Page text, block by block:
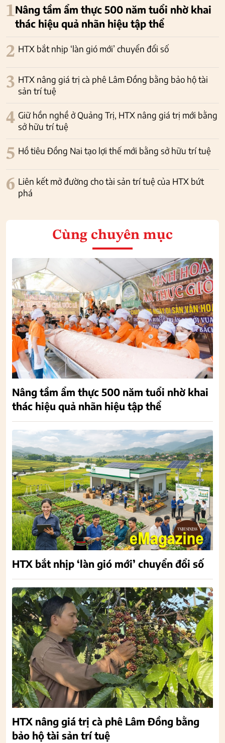
1Nâng tầm ẩm thực 500 năm tuổi nhờ khai
thác hiệu quả nhãn hiệu tập thể
2 HTX bắt nhịp ‘làn gió mới’ chuyển đổi số
3 HTX nâng giá trị cà phê Lâm Đồng bằng bảo hộ tài
sản trí tuệ
4 Giữ hồn nghề ở Quảng Trị, HTX nâng giá trị mới bằng
sở hữu trí tuệ
5 Hồ tiêu Đồng Nai tạo lợi thế mới bằng sở hữu trí tuệ
6 Liên kết mở đường cho tài sản trí tuệ của HTX bứt
phá
Cùng chuyên mục
Nâng tầm ẩm thực 500 năm tuổi nhờ khai
thác hiệu quả nhãn hiệu tập thể
HTX bắt nhịp ‘làn gió mới’ chuyển đổi số
HTX nâng giá trị cà phê Lâm Đồng bằng
bảo hộ tài sản trí tuệ